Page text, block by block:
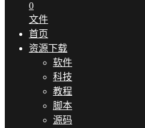
0
文件
首页
资源下载
软件
科技
教程
脚本
源码